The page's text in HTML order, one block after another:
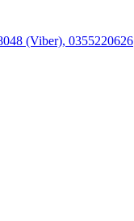
(Viber), 0355220626